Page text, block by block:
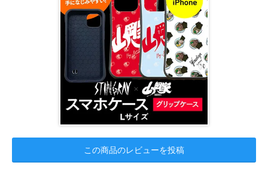
この商品のレビューを投稿